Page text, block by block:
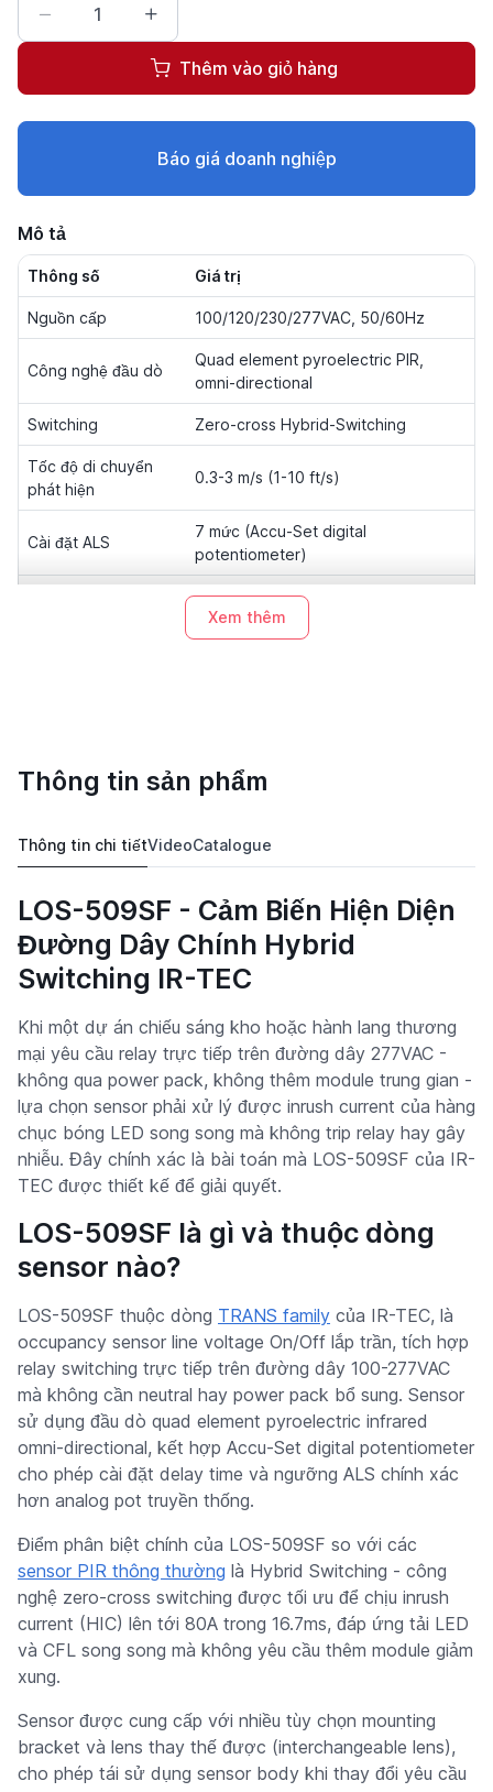
Thêm vào giỏ hàng
Báo giá doanh nghiệp
Mô tả
Thông số Giá trị
Nguồn cấp 100/120/230/277VAC, 50/60Hz
Công nghệ đầu dò
Quad element pyroelectric PIR,
omni-directional
Switching Zero-cross Hybrid-Switching
Tốc độ di chuyển
phát hiện
0.3-3 m/s (1-10 ft/s)
Cài đặt ALS
7 mức (Accu-Set digital
potentiometer)
10"/1'/3'/5'/10'/20'/30' (7 mức)
-40°C đến +70°C (-40°F đến 158°F)
Xem thêm
Thông tin sản phẩm
Thông tin chi tiếtVideoCatalogue
LOS-509SF - Cảm Biến Hiện Diện
Đường Dây Chính Hybrid
Switching IR-TEC
Khi một dự án chiếu sáng kho hoặc hành lang thương
mại yêu cầu relay trực tiếp trên đường dây 277VAC -
không qua power pack, không thêm module trung gian -
lựa chọn sensor phải xử lý được inrush current của hàng
chục bóng LED song song mà không trip relay hay gây
nhiễu. Đây chính xác là bài toán mà LOS-509SF của IR-
TEC được thiết kế để giải quyết.
LOS-509SF là gì và thuộc dòng
sensor nào?
LOS-509SF thuộc dòng TRANS family của IR-TEC, là
occupancy sensor line voltage On/Off lắp trần, tích hợp
relay switching trực tiếp trên đường dây 100-277VAC
mà không cần neutral hay power pack bổ sung. Sensor
sử dụng đầu dò quad element pyroelectric infrared
omni-directional, kết hợp Accu-Set digital potentiometer
cho phép cài đặt delay time và ngưỡng ALS chính xác
hơn analog pot truyền thống.
Điểm phân biệt chính của LOS-509SF so với các
sensor PIR thông thường là Hybrid Switching - công
nghệ zero-cross switching được tối ưu để chịu inrush
current (HIC) lên tới 80A trong 16.7ms, đáp ứng tải LED
và CFL song song mà không yêu cầu thêm module giảm
xung.
Sensor được cung cấp với nhiều tùy chọn mounting
bracket và lens thay thế được (interchangeable lens),
cho phép tái sử dụng sensor body khi thay đổi yêu cầu